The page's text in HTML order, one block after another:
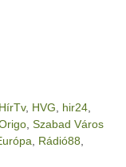
HírTv, HVG hir24
Szabad Város
Rádió88